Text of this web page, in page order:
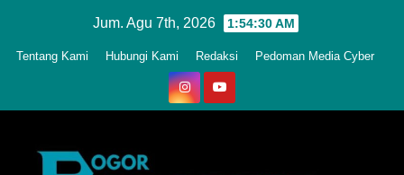
Jum. Agu 7th, 2026 1:54:33 AM
Tentang Kami Hubungi Kami Redaksi Pedoman Media Cyber